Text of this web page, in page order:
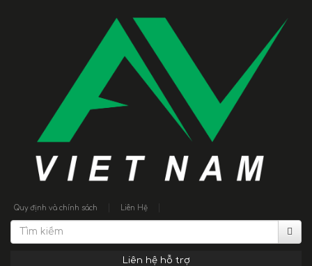
Quy định và chính sách Liên Hệ
Liên hệ hỗ trợ